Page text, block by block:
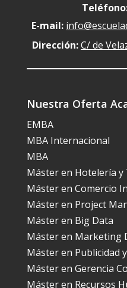
E-mail:
Dirección:C/ de
Nuestra Oferta
EMBA
MBA Internacional
MBA
Máster en Hotelería y
Máster en Comercio
Máster en Project
Máster en Big Data
Máster en Marketing
Máster en Publicidad
Máster en Gerencia
Máster en Recursos